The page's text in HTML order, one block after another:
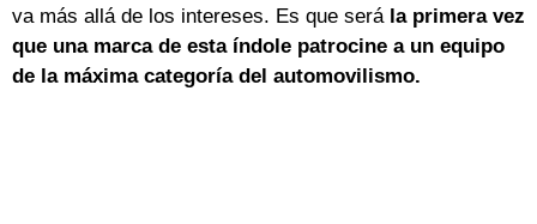
va más allá de los intereses. Es que será la primera vez
que una marca de esta índole patrocine a un equipo
de la máxima categoría del automovilismo.